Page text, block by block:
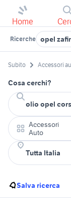
Home
Ricerche opel
Subito Accessori
Cosa cerchi?
Accessori
Auto
Salva ricerca